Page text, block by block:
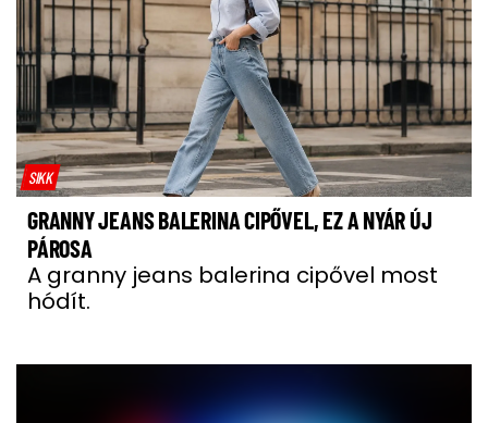
SIKK
GRANNY JEANS BALERINA CIPŐVEL, EZ A NYÁR ÚJ
PÁROSA
A granny jeans balerina cipővel most
hódít.